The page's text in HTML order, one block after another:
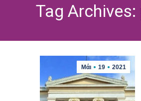
Tag Archives:
Μάι 19 2021